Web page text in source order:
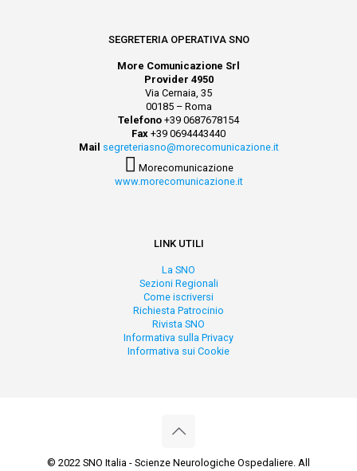
SEGRETERIA OPERATIVA SNO
More Comunicazione Srl
Provider 4950
Via Cernaia, 35
00185 – Roma
Telefono +39 0687678154
Fax +39 0694443440
Mail segreteriasno@morecomunicazione.it
Morecomunicazione
www.morecomunicazione.it
LINK UTILI
La SNO
Sezioni Regionali
Come iscriversi
Richiesta Patrocinio
Rivista SNO
Informativa sulla Privacy
Informativa sui Cookie
© 2022 SNO Italia - Scienze Neurologiche Ospedaliere. All